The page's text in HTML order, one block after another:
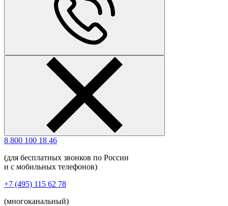
8 800 100 18 46
(для бесплатных звонков по России
и с мобильных телефонов)
+7 (495) 115 62 78
(многоканальный)